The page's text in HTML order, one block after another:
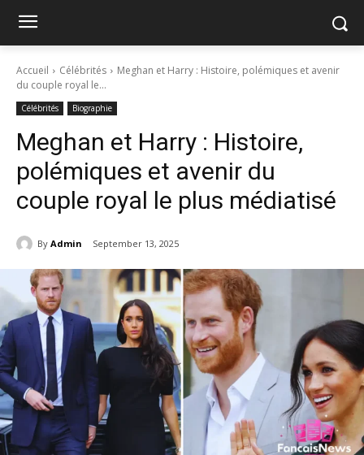
Accueil Célébrités
Meghan et Harry : Histoire, polémiques et avenir
du couple royal le...
Célébrités Biographie
Meghan et Harry : Histoire,
polémiques et avenir du
couple royal le plus médiatisé
By Admin September 13, 2025